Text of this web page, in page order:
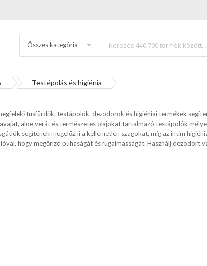
Összes kategória
Testépolás és higiénia
tusfürdők, testápolók, dezodorok és higiéniai termékek
aloe verát és természetes olajokat tartalmazó testápolók
segítenek megelőzni a kellemetlen szagokat, míg az intim
hogy megőrizd puhaságát és rugalmasságát. Használj dezodort